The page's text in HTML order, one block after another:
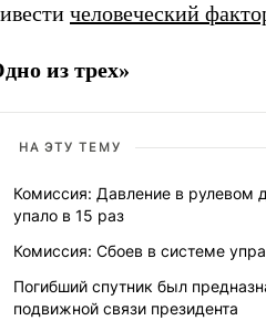
человеческий
из трех»
НА ЭТУ ТЕМУ
Комиссия: Давление в рулевом
упало в 15 раз
Комиссия: Сбоев в системе
Погибший спутник был
подвижной связи президента